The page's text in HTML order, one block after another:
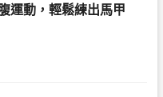
運動，輕鬆練出馬甲